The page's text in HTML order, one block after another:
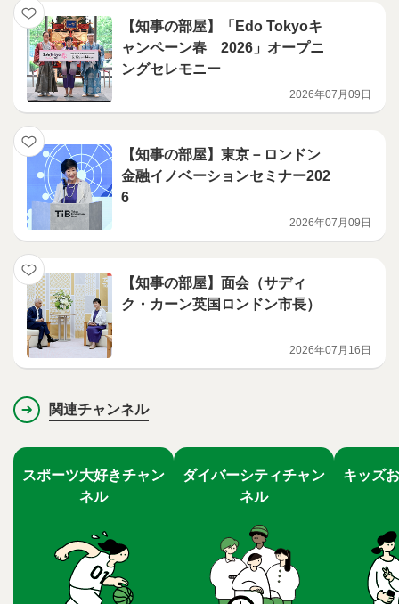
【知事の部屋】「Edo Tokyoキ
ャンペーン春 2026」オープニ
ングセレモニー
2026年07月09日
【知事の部屋】東京－ロンドン
金融イノベーションセミナー202
6
2026年07月09日
【知事の部屋】面会（サディ
ク・カーン英国ロンドン市長）
2026年07月16日
関連チャンネル